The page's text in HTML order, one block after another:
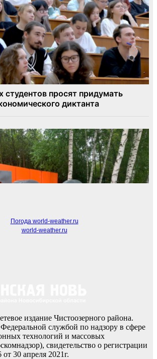
Погода world-weather.ru
world-weather.ru
издание Чистоозерного района.
службой по надзору в сфере
технологий и массовых
свидетельство о регистрации
30 апреля 2021г.